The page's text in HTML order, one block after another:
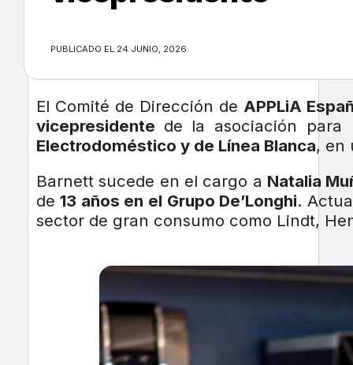
PUBLICADO EL 24 JUNIO, 2026
El Comité de Dirección de APPLiA
vicepresidente de la asociación
Electrodoméstico y de Línea Blanca, en
Barnett sucede en el cargo a Natalia
de13 años en el Grupo De’Longhi.
sector de gran consumo como Lindt,